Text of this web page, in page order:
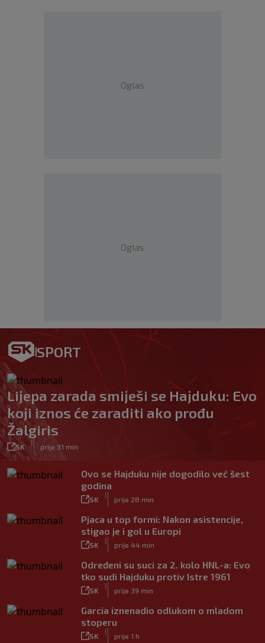
Oglas
Oglas
SPORT
Lijepa zarada smiješi se Hajduku: Evo
koji iznos će zaraditi ako prođu
Žalgiris
SK
|
prije 31 min
Ovo se Hajduku nije dogodilo već šest
godina
SK
|
prije 28 min
Pjaca u top formi: Nakon asistencije,
stigao je i gol u Europi
SK
|
prije 44 min
Određeni su suci za 2. kolo HNL-a: Evo
tko sudi Hajduku protiv Istre 1961
SK
|
prije 39 min
Garcia iznenadio odlukom o mladom
stoperu
SK
|
prije 1 h